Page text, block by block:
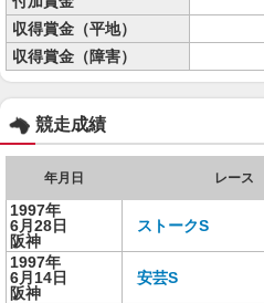
収得賞金（平地）
収得賞金（障害）
競走成績
年月日 レース
1997年
6月28日
阪神
ストークS
1997年
6月14日
阪神
安芸S